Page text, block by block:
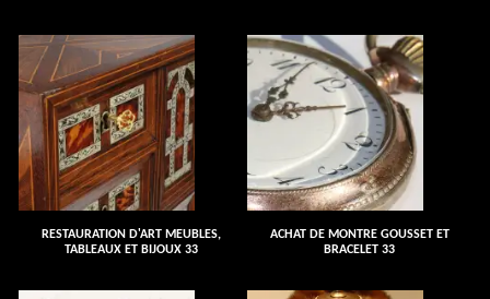
RESTAURATION D'ART MEUBLES,
TABLEAUX ET BIJOUX 33
ACHAT DE MONTRE GOUSSET ET
BRACELET 33